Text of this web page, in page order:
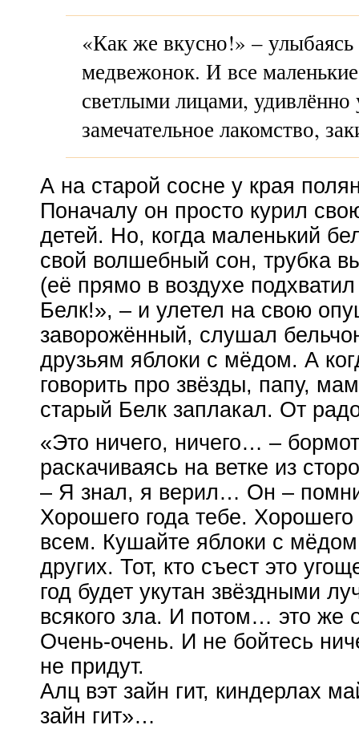
«Как же вкусно!» –
медвежонок. И все
светлыми лицами, удивлённо
замечательное лакомство,
А на старой сосне у края
Поначалу он просто курил
детей. Но, когда маленький
свой волшебный сон, трубка
(её прямо в воздухе
Белк!», – и улетел на свою
заворожённый, слушал
друзьям яблоки с мёдом. А
говорить про звёзды, папу,
старый Белк заплакал. От
«Это ничего, ничего… –
раскачиваясь на ветке из
– Я знал, я верил… Он –
Хорошего года тебе. Хорошего
всем. Кушайте яблоки с
других. Тот, кто съест это
год будет укутан звёздными
всякого зла. И потом… это же
Очень-очень. И не бойтесь
не придут.
Алц вэт зайн гит, киндерлах
зайн гит»…